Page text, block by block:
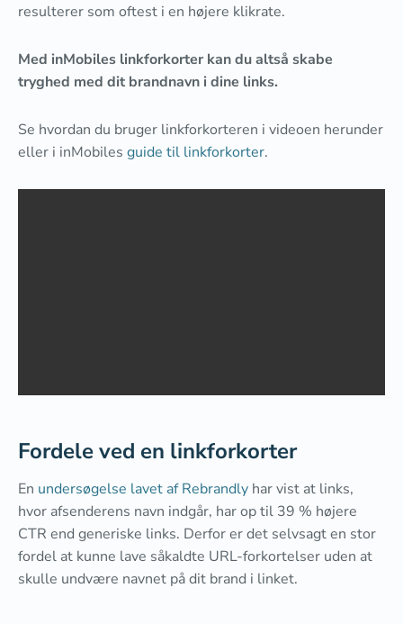
resulterer som oftest i en højere klikrate.
Med inMobiles linkforkorter kan du altså skabe
tryghed med dit brandnavn i dine links.
Se hvordan du bruger linkforkorteren i videoen herunder
eller i inMobiles guide til linkforkorter.
Fordele ved en linkforkorter
En undersøgelse lavet af Rebrandly har vist at links,
hvor afsenderens navn indgår, har op til 39 % højere
CTR end generiske links. Derfor er det selvsagt en stor
fordel at kunne lave såkaldte URL-forkortelser uden at
skulle undvære navnet på dit brand i linket.